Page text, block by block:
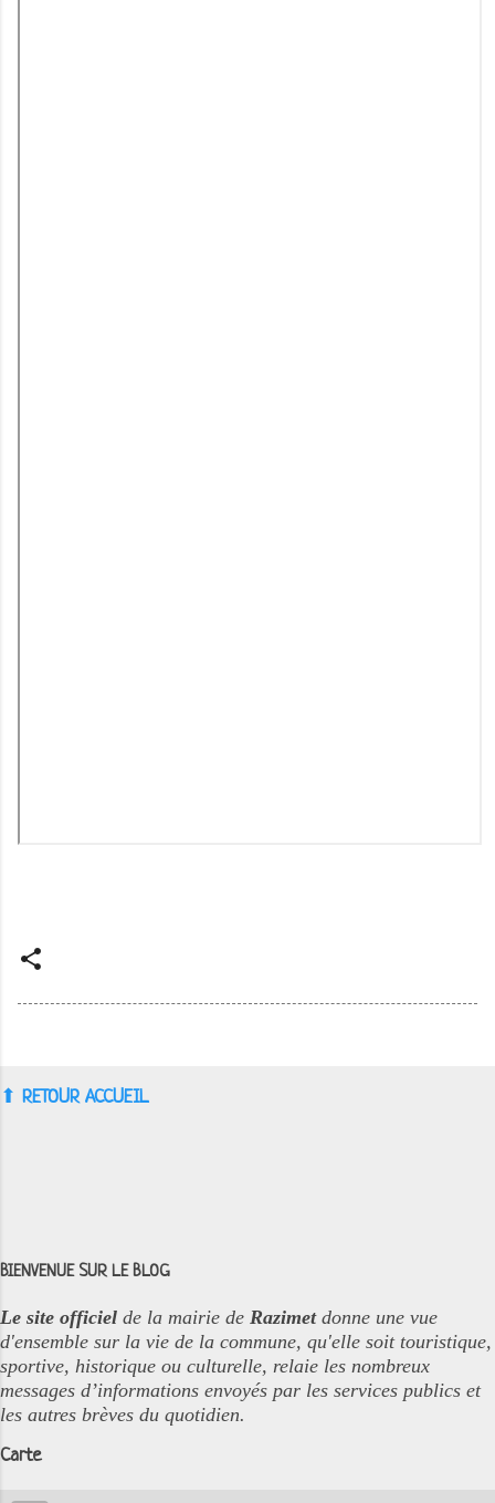
⬆︎ RETOUR ACCUEIL
BIENVENUE SUR LE BLOG
Le site officiel de la mairie de Razimetdonne une vue
d'ensemble sur la vie de la commune, qu'elle soit touristique,
sportive, historique ou culturelle, relaie les nombreux
messages d’informations envoyés par les services publics et
les autres brèves du quotidien.
Carte